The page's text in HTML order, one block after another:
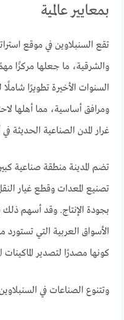
بمعايير عالمية
تقع السنبلاوين في موقع
والشرقية، ما جعلها مركزًا
السنوات الأخيرة تطويرًا
ومرافق أساسية، مما أهلها
غرار المدن الصناعية الحديثة في
تضم المدينة منطقة صناعية
تصنيع المعدات وقطع غيار
بجودة الإنتاج. وقد أسهم
الأسواق العربية التي
كونها مصدرًا لتصدير الماكينات
وتتنوع الصناعات في